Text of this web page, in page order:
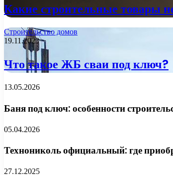
Какие строительные товары
Строительство домов
19.11.2023
Что такое ЖБ сваи под ключ?
13.05.2026
Баня под ключ: особенности
05.04.2026
Технониколь официальный: где
27.12.2025